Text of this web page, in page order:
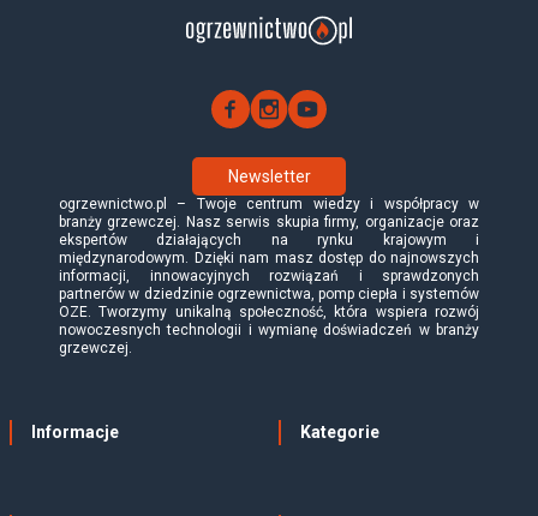
Newsletter
ogrzewnictwo.pl – Twoje centrum wiedzy i współpracy w
branży grzewczej. Nasz serwis skupia firmy, organizacje oraz
ekspertów działających na rynku krajowym i
międzynarodowym. Dzięki nam masz dostęp do najnowszych
informacji, innowacyjnych rozwiązań i sprawdzonych
partnerów w dziedzinie ogrzewnictwa, pomp ciepła i systemów
OZE. Tworzymy unikalną społeczność, która wspiera rozwój
nowoczesnych technologii i wymianę doświadczeń w branży
grzewczej.
Informacje Kategorie